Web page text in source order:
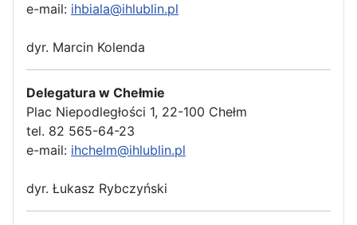
e-mail: ihbiala@ihlublin.pl
dyr. Marcin Kolenda
Delegatura w Chełmie
Plac Niepodległości 1, 22-100 Chełm
tel. 82 565-64-23
e-mail: ihchelm@ihlublin.pl
dyr. Łukasz Rybczyński